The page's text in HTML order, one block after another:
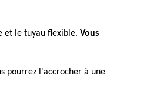
et le tuyau flexible. Vous
pourrez l'accrocher à une